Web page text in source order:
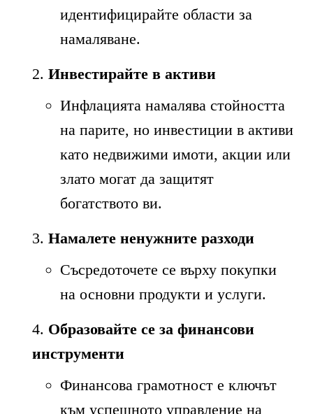
идентифицирайте области за
намаляване.
Инвестирайте в активи
Инфлацията намалява стойността
на парите, но инвестиции в активи
като недвижими имоти, акции или
злато могат да защитят
богатството ви.
Намалете ненужните разходи
Съсредоточете се върху покупки
на основни продукти и услуги.
Образовайте се за финансови
инструменти
Финансова грамотност е ключът
към успешното управление на